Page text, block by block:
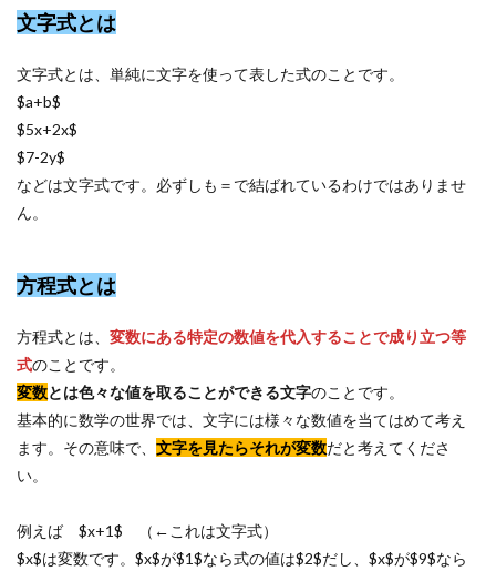
文字式とは
文字式とは、単純に文字を使って表した式のことです。
$a+b$
$5x+2x$
$7-2y$
などは文字式です。必ずしも＝で結ばれているわけではありませ
ん。
方程式とは
方程式とは、 変数にある特定の数値を代入することで成り立つ等
式のことです。
変数とは色々な値を取ることができる文字のことです。
基本的に数学の世界では、文字には様々な数値を当てはめて考え
ます。その意味で、 文字を見たらそれが変数だと考えてくださ
い。
例えば $x+1$ （←これは文字式）
$x$は変数です。$x$が$1$なら式の値は$2$だし、$x$が$9$なら